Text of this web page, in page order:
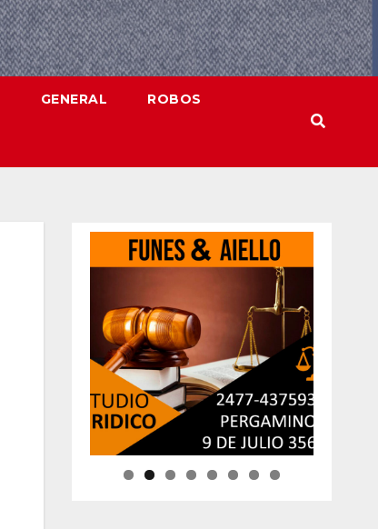
GENERAL ROBOS